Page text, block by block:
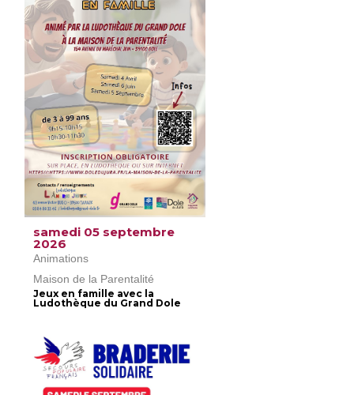
samedi 05 septembre
2026
Animations
Maison de la Parentalité
Jeux en famille avec la
Ludothèque du Grand Dole